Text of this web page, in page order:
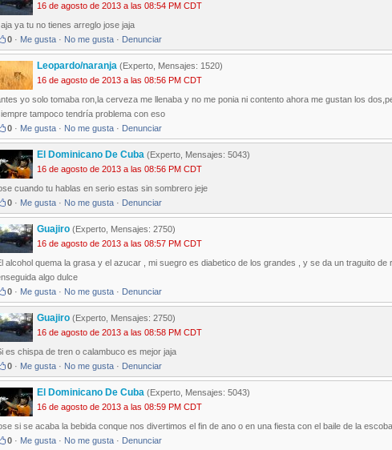
16 de agosto de 2013 a las 08:54 PM CDT
ya tu no tienes arreglo jose jaja
0 · Me gusta · No me gusta · Denunciar
Leopardo/naranja (Experto, Mensajes: 1520)
16 de agosto de 2013 a las 08:56 PM CDT
yo solo tomaba ron,la cerveza me llenaba y no me ponia ni contento ahora me gustan los
tampoco tendría problema con eso
0 · Me gusta · No me gusta · Denunciar
El Dominicano De Cuba (Experto, Mensajes: 5043)
16 de agosto de 2013 a las 08:56 PM CDT
cuando tu hablas en serio estas sin sombrero jeje
0 · Me gusta · No me gusta · Denunciar
Guajiro (Experto, Mensajes: 2750)
16 de agosto de 2013 a las 08:57 PM CDT
alcohol quema la grasa y el azucar , mi suegro es diabetico de los grandes , y se da un traguito
algo dulce
0 · Me gusta · No me gusta · Denunciar
Guajiro (Experto, Mensajes: 2750)
16 de agosto de 2013 a las 08:58 PM CDT
es chispa de tren o calambuco es mejor jaja
0 · Me gusta · No me gusta · Denunciar
El Dominicano De Cuba (Experto, Mensajes: 5043)
16 de agosto de 2013 a las 08:59 PM CDT
si se acaba la bebida conque nos divertimos el fin de ano o en una fiesta con el baile de la
0 · Me gusta · No me gusta · Denunciar